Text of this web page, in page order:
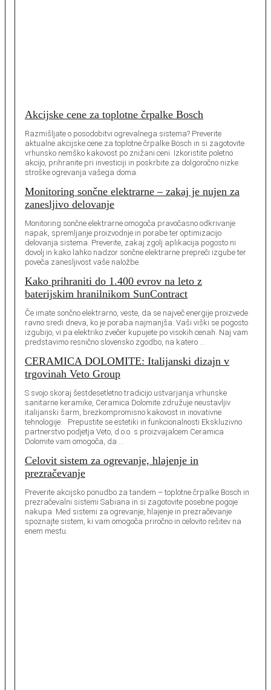
Akcijske cene za toplotne črpalke Bosch
Razmišljate o posodobitvi ogrevalnega sistema? Preverite
aktualne akcijske cene za toplotne črpalke Bosch in si zagotovite
vrhunsko nemško kakovost po znižani ceni. Izkoristite poletno
akcijo, prihranite pri investiciji in poskrbite za dolgoročno nizke
stroške ogrevanja vašega doma.
Monitoring sončne elektrarne – zakaj je nujen za
zanesljivo delovanje
Monitoring sončne elektrarne omogoča pravočasno odkrivanje
napak, spremljanje proizvodnje in porabe ter optimizacijo
delovanja sistema. Preverite, zakaj zgolj aplikacija pogosto ni
dovolj in kako lahko nadzor sončne elektrarne prepreči izgube ter
poveča zanesljivost vaše naložbe.
Kako prihraniti do 1.400 evrov na leto z
baterijskim hranilnikom SunContract
Če imate sončno elektrarno, veste, da se največ energije proizvede
ravno sredi dneva, ko je poraba najmanjša. Vaši viški se pogosto
izgubijo, vi pa elektriko zvečer kupujete po visokih cenah. Naj vam
predstavimo resnično slovensko zgodbo, na katero …
CERAMICA DOLOMITE: Italijanski dizajn v
trgovinah Veto Group
S svojo skoraj šestdesetletno tradicijo ustvarjanja vrhunske
sanitarne keramike, Ceramica Dolomite združuje neustavljiv
italijanski šarm, brezkompromisno kakovost in inovativne
tehnologije. Prepustite se estetiki in funkcionalnosti Ekskluzivno
partnerstvo podjetja Veto, d.o.o. s proizvajalcem Ceramica
Dolomite vam omogoča, da …
Celovit sistem za ogrevanje, hlajenje in
prezračevanje
Preverite akcijsko ponudbo za tandem – toplotne črpalke Bosch in
prezračevalni sistemi Sabiana in si zagotovite posebne pogoje
nakupa. Med sistemi za ogrevanje, hlajenje in prezračevanje
spoznajte sistem, ki vam omogoča priročno in celovito rešitev na
enem mestu.